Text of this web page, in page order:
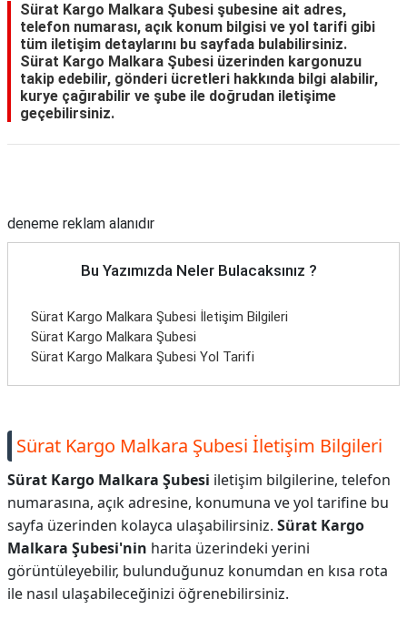
Sürat Kargo Malkara Şubesi şubesine ait adres,
telefon numarası, açık konum bilgisi ve yol tarifi gibi
tüm iletişim detaylarını bu sayfada bulabilirsiniz.
Sürat Kargo Malkara Şubesi üzerinden kargonuzu
takip edebilir, gönderi ücretleri hakkında bilgi alabilir,
kurye çağırabilir ve şube ile doğrudan iletişime
geçebilirsiniz.
deneme reklam alanıdır
Bu Yazımızda Neler Bulacaksınız ?
Sürat Kargo Malkara Şubesi İletişim Bilgileri
Sürat Kargo Malkara Şubesi
Sürat Kargo Malkara Şubesi Yol Tarifi
Sürat Kargo Malkara Şubesi İletişim Bilgileri
Sürat Kargo Malkara Şubesi iletişim bilgilerine, telefon
numarasına, açık adresine, konumuna ve yol tarifine bu
sayfa üzerinden kolayca ulaşabilirsiniz. Sürat Kargo
Malkara Şubesi'nin harita üzerindeki yerini
görüntüleyebilir, bulunduğunuz konumdan en kısa rota
ile nasıl ulaşabileceğinizi öğrenebilirsiniz.